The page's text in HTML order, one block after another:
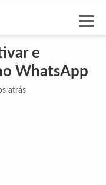
e
WhatsApp
atrás